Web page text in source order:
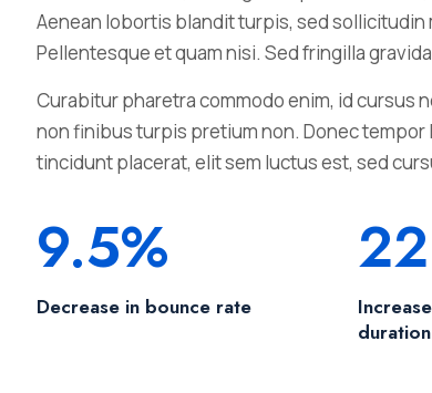
Aenean lobortis blandit turpis, sed sollicitudin
Pellentesque et quam nisi. Sed fringilla
Curabitur pharetra commodo enim, id
non finibus turpis pretium non. Donec
tincidunt placerat, elit sem luctus est, sed
9.5%
Decrease in bounce rate
duration